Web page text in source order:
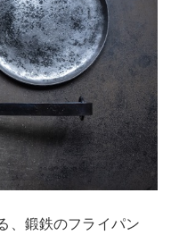
、鍛鉄のフライパン